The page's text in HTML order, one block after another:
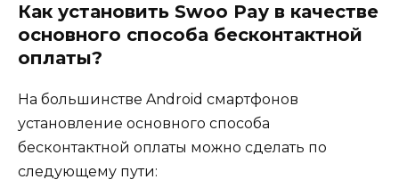
Как установить Swoo Pay в качестве
основного способа бесконтактной
оплаты?
На большинстве Android смартфонов
установление основного способа
бесконтактной оплаты можно сделать по
следующему пути: